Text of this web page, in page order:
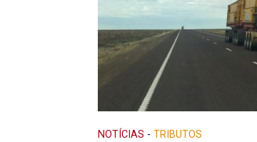
NOTÍCIAS - TRIBUTOS